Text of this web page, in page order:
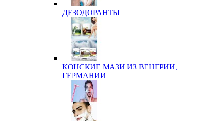
ДЕЗОДОРАНТЫ
КОНСКИЕ МАЗИ ИЗ ВЕНГРИИ,
ГЕРМАНИИ